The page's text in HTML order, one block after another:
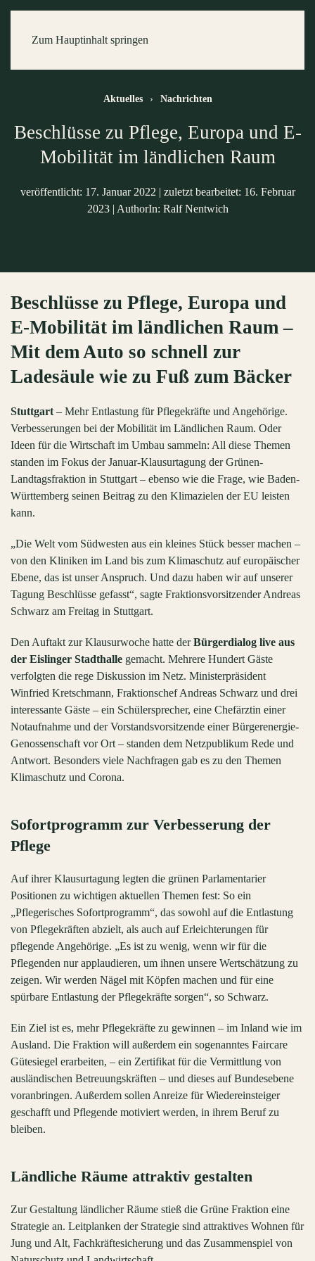
Zum Hauptinhalt springen
Aktuelles Nachrichten
Beschlüsse zu Pflege, Europa und E-
Mobilität im ländlichen Raum
veröffentlicht: 17. Januar 2022 | zuletzt bearbeitet: 16. Februar
2023| AuthorIn: Ralf Nentwich
Beschlüsse zu Pflege, Europa und
E-Mobilität im ländlichen Raum –
Mit dem Auto so schnell zur
Ladesäule wie zu Fuß zum Bäcker
Stuttgart – Mehr Entlastung für Pflegekräfte und Angehörige.
Verbesserungen bei der Mobilität im Ländlichen Raum. Oder
Ideen für die Wirtschaft im Umbau sammeln: All diese Themen
standen im Fokus der Januar-Klausurtagung der Grünen-
Landtagsfraktion in Stuttgart – ebenso wie die Frage, wie Baden-
Württemberg seinen Beitrag zu den Klimazielen der EU leisten
kann.
„Die Welt vom Südwesten aus ein kleines Stück besser machen –
von den Kliniken im Land bis zum Klimaschutz auf europäischer
Ebene, das ist unser Anspruch. Und dazu haben wir auf unserer
Tagung Beschlüsse gefasst“, sagte Fraktionsvorsitzender Andreas
Schwarz am Freitag in Stuttgart.
Den Auftakt zur Klausurwoche hatte derBürgerdialog live aus
der Eislinger Stadthalle gemacht. Mehrere Hundert Gäste
verfolgten die rege Diskussion im Netz. Ministerpräsident
Winfried Kretschmann, Fraktionschef Andreas Schwarz und drei
interessante Gäste – ein Schülersprecher, eine Chefärztin einer
Notaufnahme und der Vorstandsvorsitzende einer Bürgerenergie-
Genossenschaft vor Ort – standen dem Netzpublikum Rede und
Antwort. Besonders viele Nachfragen gab es zu den Themen
Klimaschutz und Corona.
Sofortprogramm zur Verbesserung der
Pflege
Auf ihrer Klausurtagung legten die grünen Parlamentarier
Positionen zu wichtigen aktuellen Themen fest: So ein
„Pflegerisches Sofortprogramm“, das sowohl auf die Entlastung
von Pflegekräften abzielt, als auch auf Erleichterungen für
pflegende Angehörige. „Es ist zu wenig, wenn wir für die
Pflegenden nur applaudieren, um ihnen unsere Wertschätzung zu
zeigen. Wir werden Nägel mit Köpfen machen und für eine
spürbare Entlastung der Pflegekräfte sorgen“, so Schwarz.
Ein Ziel ist es, mehr Pflegekräfte zu gewinnen – im Inland wie im
Ausland. Die Fraktion will außerdem ein sogenanntes Faircare
Gütesiegel erarbeiten, – ein Zertifikat für die Vermittlung von
ausländischen Betreuungskräften – und dieses auf Bundesebene
voranbringen. Außerdem sollen Anreize für Wiedereinsteiger
geschafft und Pflegende motiviert werden, in ihrem Beruf zu
bleiben.
Ländliche Räume attraktiv gestalten
Zur Gestaltung ländlicher Räume stieß die Grüne Fraktion eine
Strategie an. Leitplanken der Strategie sind attraktives Wohnen für
Jung und Alt, Fachkräftesicherung und das Zusammenspiel von